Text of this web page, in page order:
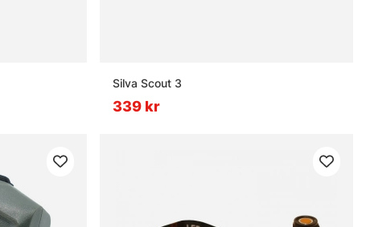
Silva Scout 3
339 kr